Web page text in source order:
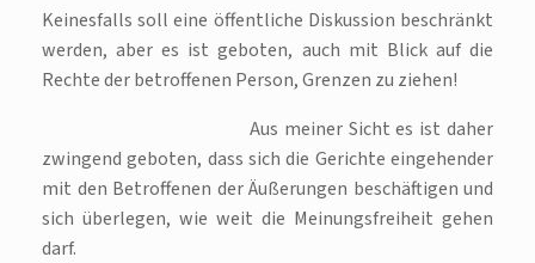
Keinesfalls soll eine öffentliche Diskussion beschränkt
werden, aber es ist geboten, auch mit Blick auf die
Rechte der betroffenen Person, Grenzen zu ziehen!
Aus meiner Sicht es ist daher
zwingend geboten, dass sich die Gerichte eingehender
mit den Betroffenen der Äußerungen beschäftigen und
sich überlegen, wie weit die Meinungsfreiheit gehen
darf.